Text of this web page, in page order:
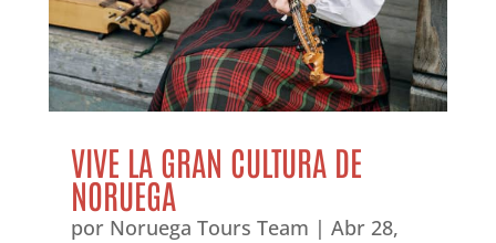
VIVE LA GRAN CULTURA DE
NORUEGA
por Noruega Tours Team | Abr 28,